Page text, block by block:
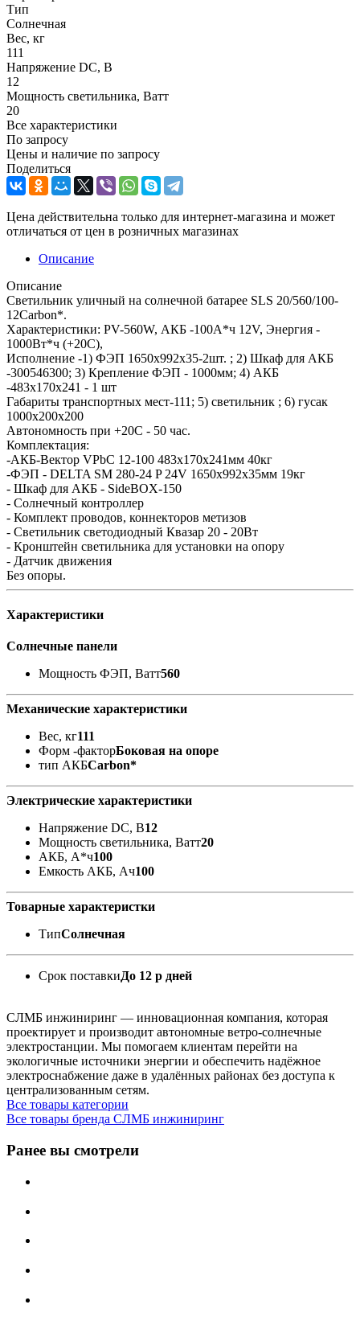
Тип
Солнечная
Вес, кг
111
Напряжение DC, В
12
Мощность светильника, Ватт
20
Все характеристики
По запросу
Цены и наличие по запросу
Поделиться
Цена действительна только для интернет-магазина и может
отличаться от цен в розничных магазинах
Описание
Описание
Светильник уличный на солнечной батарее SLS 20/560/100-
12Carbon*.
Характеристики: PV-560W, АКБ -100А*ч 12V, Энергия -
1000Вт*ч (+20С),
Исполнение -1) ФЭП 1650x992x35-2шт. ; 2) Шкаф для АКБ
-300546300; 3) Крепление ФЭП - 1000мм; 4) АКБ
-483x170x241 - 1 шт
Габариты транспортных мест-111; 5) светильник ; 6) гусак
1000х200х200
Автономность при +20С - 50 час.
Комплектация:
-АКБ-Вектор VPbC 12-100 483x170x241мм 40кг
-ФЭП - DELTA SM 280-24 P 24V 1650x992x35мм 19кг
- Шкаф для АКБ - SideBOX-150
- Солнечный контроллер
- Комплект проводов, коннекторов метизов
- Светильник светодиодный Квазар 20 - 20Вт
- Кронштейн светильника для установки на опору
- Датчик движения
Без опоры.
Характеристики
Солнечные панели
Мощность ФЭП, Ватт560
Механические характеристики
Вес, кг111
Форм -факторБоковая на опоре
тип АКБCarbon*
Электрические характеристики
Напряжение DC, В12
Мощность светильника, Ватт20
АКБ, А*ч100
Емкость АКБ, Ач100
Товарные характеристки
ТипСолнечная
Срок поставкиДо 12 р дней
СЛМБ инжиниринг — инновационная компания, которая
проектирует и производит автономные ветро‑солнечные
электростанции. Мы помогаем клиентам перейти на
экологичные источники энергии и обеспечить надёжное
электроснабжение даже в удалённых районах без доступа к
централизованным сетям.
Все товары категории
Все товары бренда СЛМБ инжиниринг
Ранее вы смотрели